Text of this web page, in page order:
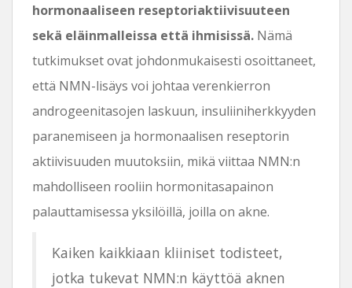
hormonaaliseen reseptoriaktiivisuuteen
sekä eläinmalleissa että ihmisissä. Nämä
tutkimukset ovat johdonmukaisesti osoittaneet,
että NMN-lisäys voi johtaa verenkierron
androgeenitasojen laskuun, insuliiniherkkyyden
paranemiseen ja hormonaalisen reseptorin
aktiivisuuden muutoksiin, mikä viittaa NMN:n
mahdolliseen rooliin hormonitasapainon
palauttamisessa yksilöillä, joilla on akne.
Kaiken kaikkiaan kliiniset todisteet,
jotka tukevat NMN:n käyttöä aknen